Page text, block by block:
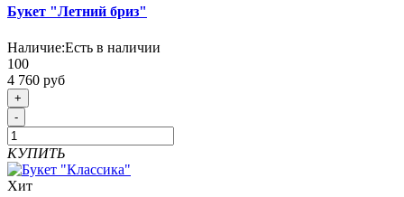
Букет "Летний бриз"
Наличие:Есть в наличии
100
4 760 руб
+
-
КУПИТЬ
Хит